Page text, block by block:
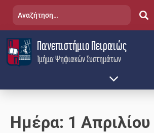
content
Τμήμα Ψηφιακών Συστημάτων
Πανεπιστήμιο Πειραιώς
Αναζήτηση
Ημέρα: 1